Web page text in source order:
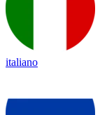
italiano